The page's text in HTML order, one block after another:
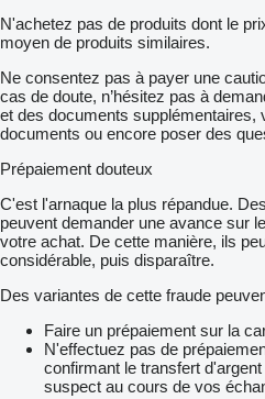
N'achetez pas de produits dont le
moyen de produits similaires.
Ne consentez pas à payer une
cas de doute, n’hésitez pas à
et des documents supplémentaires,
documents ou encore poser des
Prépaiement douteux
C'est l'arnaque la plus répandue.
peuvent demander une avance sur
votre achat. De cette manière, ils
considérable, puis disparaître.
Des variantes de cette fraude
Faire un prépaiement sur la
N'effectuez pas de
confirmant le transfert
suspect au cours de vos